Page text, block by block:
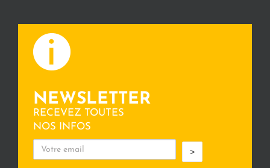
NEWSLETTER
RECEVEZ TOUTES
NOS INFOS
>